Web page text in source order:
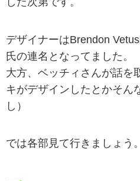
デザイナーはBrendon
氏の連名となってました。
大方、ベッチィさんが話を
キがデザインしたとかそん
し）
では各部見て行きましょう。